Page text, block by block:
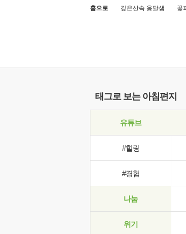
홈으로 깊은산속 옹달샘 꽃
태그로 보는 아침편지
유튜브
#힐링
#경험
나눔
위기